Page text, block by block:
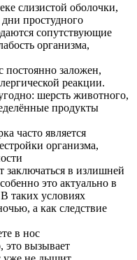
слизистой оболочки,
простудного
сопутствующие
организма,
постоянно заложен,
реакции.
шерсть животного,
продукты
часто является
организма,
заключаться в излишней
это актуально в
В таких условиях
а как следствие
в нос
это вызывает